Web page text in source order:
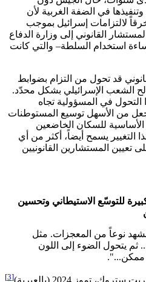
في الضفة الغربية لأن
لالتزامات إسرائيل بموجب
القانوني إلى وزارة الدفاع
استخدام السلطة– والتي كانت
قد تحول من التزام بضوابط
الشعب الإسرائيلي بشكل محدّد.
في المسؤولية تجاه
من الأسهل توسيع المستوطنات
للسكان الخاضعين
التغيير يسمح أيضاً، أكثر من أي
تعيين المستشارين القانونيين
للتوسّع الاستيطاني وتحسين
نوعاً من المعجزات. مثل
يتحول الضوء إلى اللون
ممكن...".
ستروك، تموز 2024 (بالعبرية) [3]